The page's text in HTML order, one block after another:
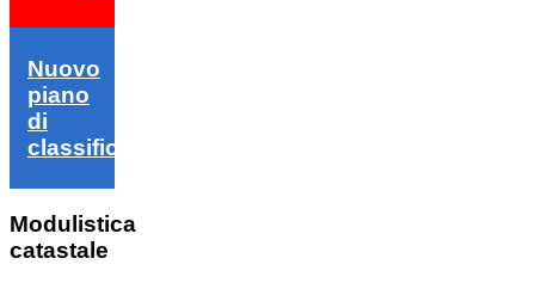
Nuovo
piano
di
classifica
Modulistica
catastale